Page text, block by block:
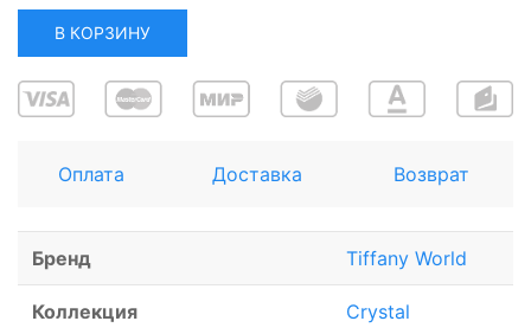
В КОРЗИНУ
Оплата Доставка Возврат
Бренд Tiffany World
Коллекция Crystal